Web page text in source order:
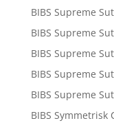
BIBS Supreme
BIBS Supreme
BIBS Supreme
BIBS Supreme
BIBS Supreme
BIBS Symmetrisk